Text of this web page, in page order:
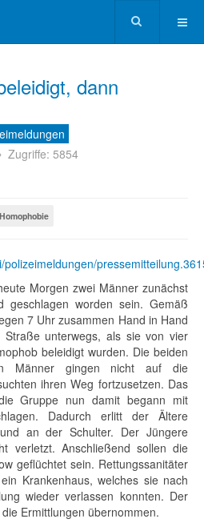
dann
Zugriffe: 5854
Homophobie
polizeimeldungen/
Morgen zwei Männer zunächst
geschlagen worden sein. Gemäß
7 Uhr zusammen Hand in Hand
unterwegs, als sie von vier
beleidigt wurden. Die beiden
Männer gingen nicht auf die
ihren Weg fortzusetzen. Das
Gruppe nun damit begann mit
Dadurch erlitt der Ältere
an der Schulter. Der Jüngere
verletzt. Anschließend sollen die
geflüchtet sein. Rettungssanitäter
Krankenhaus, welches sie nach
wieder verlassen konnten. Der
Ermittlungen übernommen.